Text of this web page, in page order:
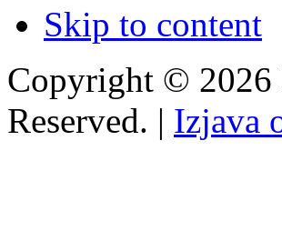
Skip to content
Copyright © 2026
Reserved. | Izjava